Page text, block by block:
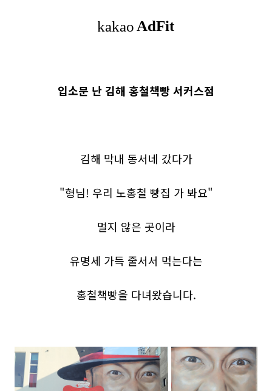
입소문 난 김해 홍철책빵 서커스점
김해 막내 동서네 갔다가
"형님! 우리 노홍철 빵집 가 봐요"
멀지 않은 곳이라
유명세 가득 줄서서 먹는다는
홍철책빵을 다녀왔습니다.